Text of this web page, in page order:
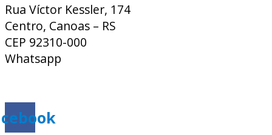
Rua Víctor Kessler, 174
Centro, Canoas – RS
CEP 92310-000
Whatsapp